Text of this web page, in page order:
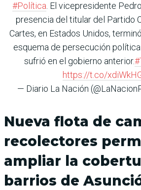
#Política. El vicepresidente
presencia del titular del Partido
Cartes, en Estados Unidos,
esquema de persecución
sufrió en el gobierno anterior.
https://t.co/
— Diario La Nación
Nueva flota de
recolectores
ampliar la
barrios de